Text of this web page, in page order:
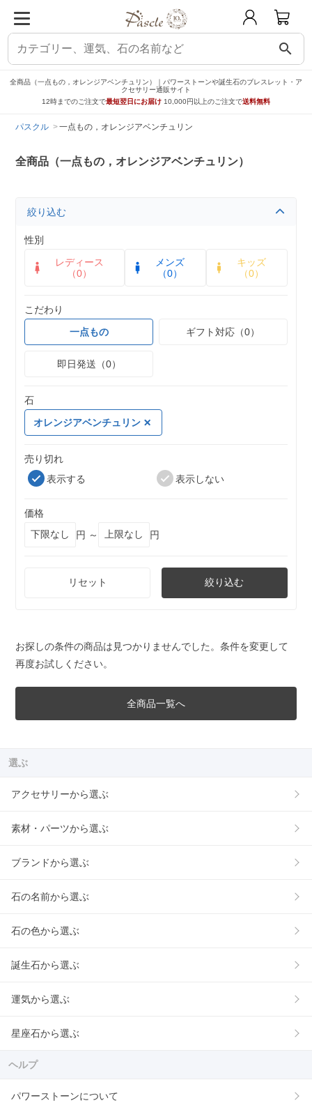
search
全商品（一点もの，オレンジアベンチュリン）｜パワーストーンや誕生石のブレスレット・ア
クセサリー通販サイト
12時までのご注文で最短翌日にお届け 10,000円以上のご注文で送料無料
パスクル 一点もの，オレンジアベンチュリン
全商品（一点もの，オレンジアベンチュリン）
絞り込む
性別
レディース
（0）
メンズ
（0）
キッズ
（0）
こだわり
一点もの
ギフト対応（0）
即日発送（0）
石
オレンジアベンチュリン
売り切れ
表示する
表示しない
価格
円 ～
円
リセット 絞り込む
お探しの条件の商品は見つかりませんでした。条件を変更して
再度お試しください。
全商品一覧へ
選ぶ
アクセサリーから選ぶ
素材・パーツから選ぶ
ブランドから選ぶ
石の名前から選ぶ
石の色から選ぶ
誕生石から選ぶ
運気から選ぶ
星座石から選ぶ
ヘルプ
パワーストーンについて